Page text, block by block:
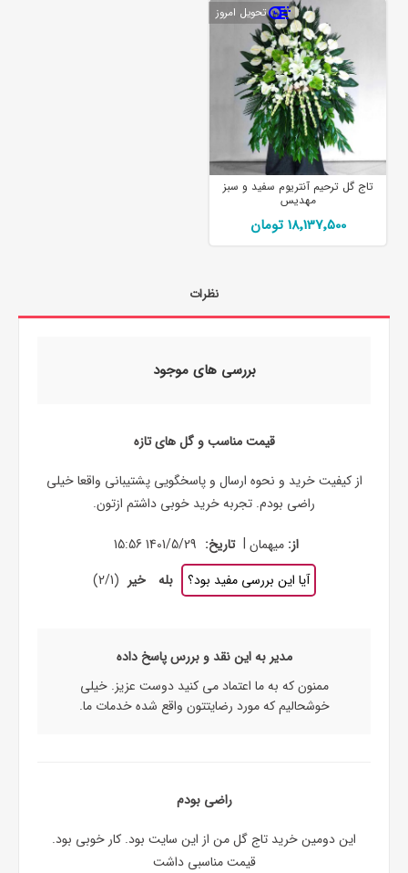
تحویل امروز
تاج گل ترحیم آنتریوم سفید و سبز
مهدیس
18٬137٬500 تومان
نظرات
بررسی های موجود
قیمت مناسب و گل های تازه
از کیفیت خرید و نحوه ارسال و پاسخگویی پشتیبانی واقعا خیلی
راضی بودم. تجربه خرید خوبی داشتم ازتون.
از: میهمان | تاریخ: 1401/5/29 15:56
آیا این بررسی مفید بود؟
بله خیر (
2/1
)
مدیر به این نقد و بررس پاسخ داده
ممنون که به ما اعتماد می کنید دوست عزیز. خیلی
خوشحالیم که مورد رضایتتون واقع شده خدمات ما.
راضی بودم
این دومین خرید تاج گل من از این سایت بود. کار خوبی بود.
قیمت مناسبی داشت